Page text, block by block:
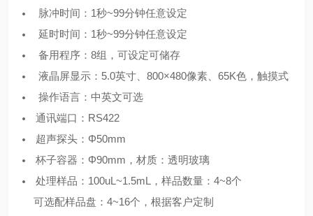
脉冲时间：1秒~99分钟任意设定
延时时间：1秒~99分钟任意设定
备用程序：8组，可设定可储存
液晶屏显示：5.0英寸、800×480像素、65K色，触摸式
操作语言：中英文可选
通讯端口：RS422
超声探头：Φ50mm
杯子容器：Φ90mm，材质：透明玻璃
处理样品：100uL~1.5mL，样品数量：4~8个
可选配样品盘：4~16个，根据客户定制